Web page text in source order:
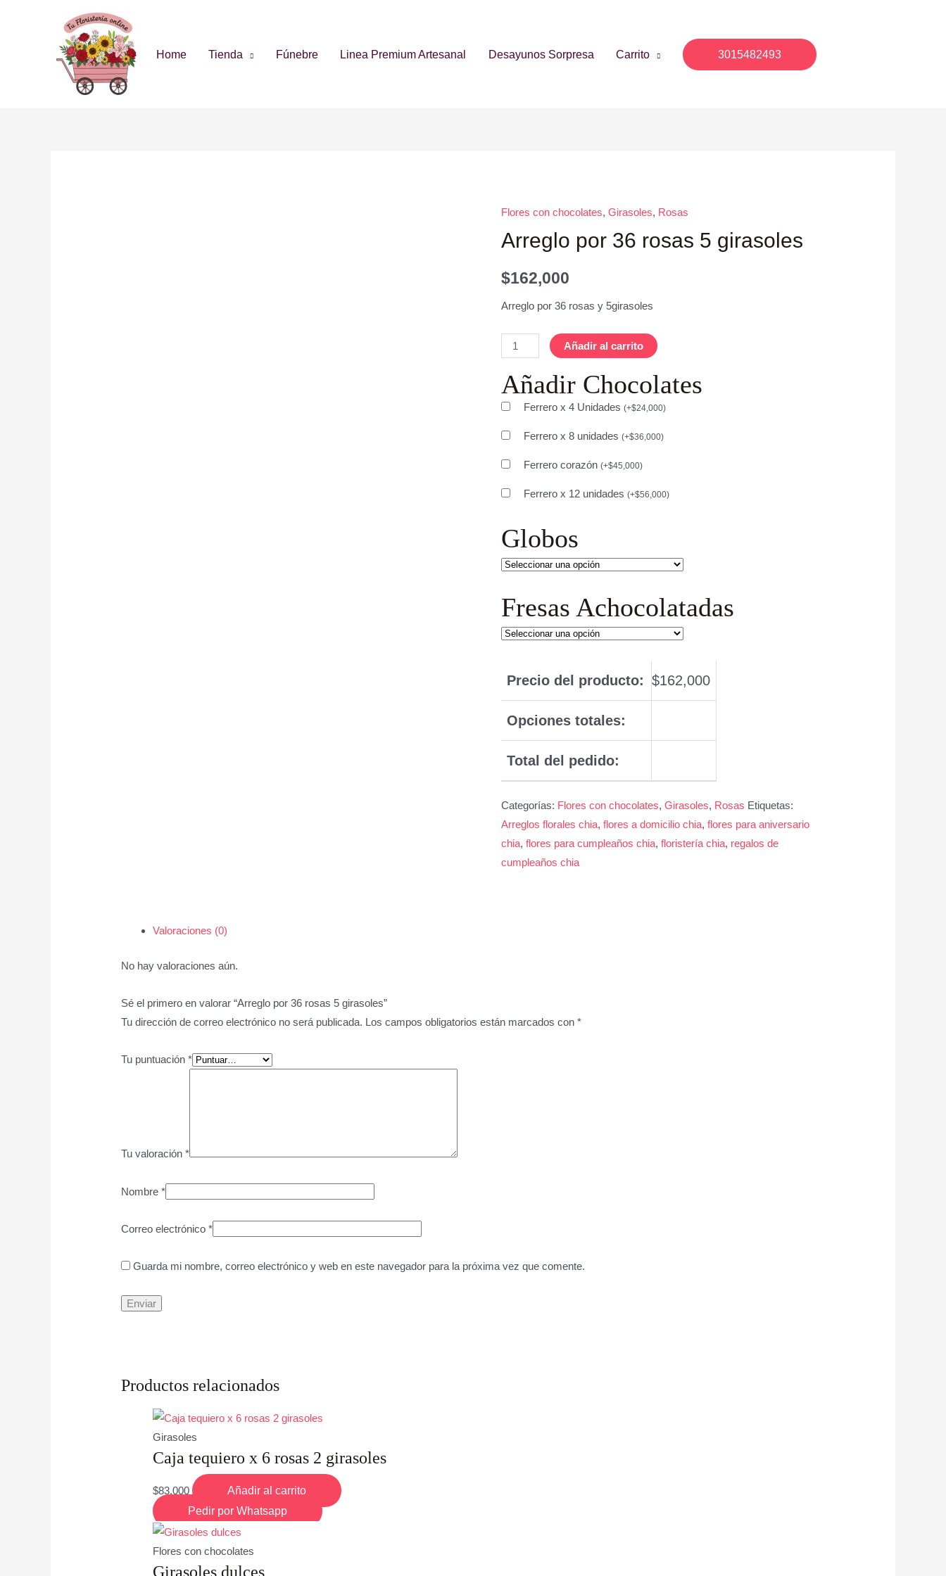
Home Tienda Fúnebre Linea Premium Artesanal Desayunos Sorpresa Carrito 3015482493
Flores con chocolates, Girasoles, Rosas
Arreglo por 36 rosas 5 girasoles
$162,000
Arreglo por 36 rosas y 5girasoles
Añadir al carrito
Añadir Chocolates
Ferrero x 4 Unidades (+$24,000)
Ferrero x 8 unidades (+$36,000)
Ferrero corazón (+$45,000)
Ferrero x 12 unidades (+$56,000)
Globos
Fresas Achocolatadas
Precio del producto: $162,000
Opciones totales:
Total del pedido:
Categorías: Flores con chocolates, Girasoles, Rosas Etiquetas:
Arreglos florales chia, flores a domicilio chia, flores para aniversario
chia, flores para cumpleaños chia, floristería chia, regalos de
cumpleaños chia
Valoraciones (0)
No hay valoraciones aún.
Sé el primero en valorar “Arreglo por 36 rosas 5 girasoles”
Tu dirección de correo electrónico no será publicada. Los campos obligatorios están marcados con*
Tu puntuación*
Tu valoración*
Nombre*
Correo electrónico*
Guarda mi nombre, correo electrónico y web en este navegador para la próxima vez que comente.
Productos relacionados
Girasoles
Caja tequiero x 6 rosas 2 girasoles
$83,000
Añadir al carrito
Pedir por Whatsapp
Flores con chocolates
Girasoles dulces